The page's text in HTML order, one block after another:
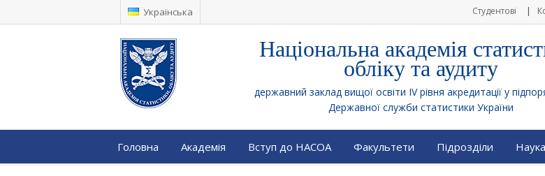
Українська Студентові
Національна академія
обліку та аудиту
державний заклад вищої освіти IV рівня акредитації у
Державної служби статистики України
Головна Академія Вступ до НАСОА Факультети Підрозділи Наука